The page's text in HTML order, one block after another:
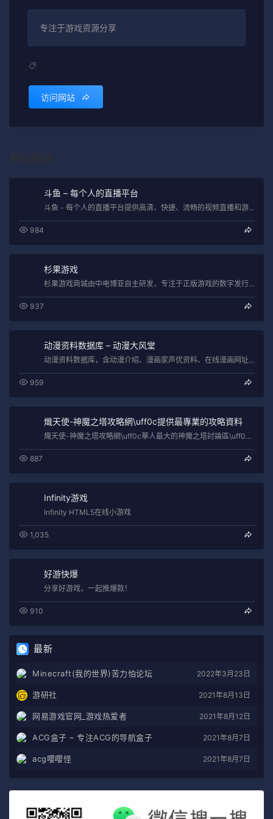
专注于游戏资源分享
访问网站
斗鱼 – 每个人的直播平台
斗鱼 - 每个人的直播平台提供高清、快捷、流畅的视频直播和游戏赛事直播服务，包含英雄联盟lol直播、穿越火线cf直播、dota2直播…
984
杉果游戏
杉果游戏商城由中电博亚自主研发，专注于正版游戏的数字发行与在线服务，囊括近千款全球顶尖的单机游戏精品，为广大中国游戏玩家提供快捷丰富…
937
动漫资料数据库 – 动漫大风堂
动漫资料数据库，含动漫介绍、漫画家声优资料、在线漫画网址、下载、壁纸图库、dvd封套、cosplay、漫画电子书、论坛等。
959
熾天使-神魔之塔攻略網\uff0c提供最專業的攻略資料
熾天使-神魔之塔攻略網\uff0c華人最大的神魔之塔討論區\uff0c提供最專業的攻略資料\uff0c神魔之塔圖鑑\uff0c副本攻…
887
Infinity游戏
Infinity HTML5在线小游戏
1,035
好游快爆
分享好游戏，一起推爆款！
910
最新
Minecraft(我的世界)苦力怕论坛 2022年3月23日
游研社 2021年8月13日
网易游戏官网_游戏热爱者 2021年8月12日
ACG盒子 – 专注ACG的导航盒子 2021年8月7日
acg嘤嘤怪 2021年8月7日